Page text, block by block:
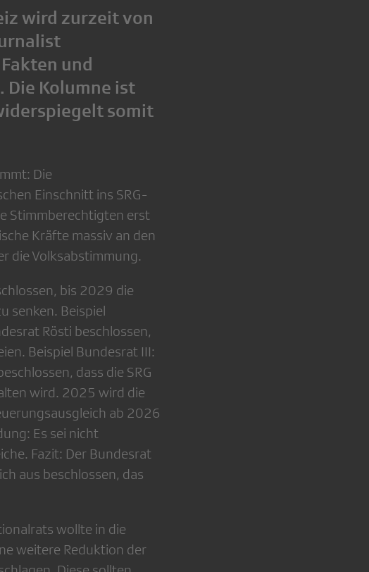
wird zurzeit von
und
Kolumne ist
somit
Die
Einschnitt ins SRG-
Stimmberechtigten erst
Kräfte massiv an den
die Volksabstimmung.
bis 2029 die
senken. Beispiel
Rösti beschlossen,
Beispiel Bundesrat III:
dass die SRG
wird. 2025 wird die
ab 2026
Es sei nicht
Fazit: Der Bundesrat
aus beschlossen, das
wollte in die
weitere Reduktion der